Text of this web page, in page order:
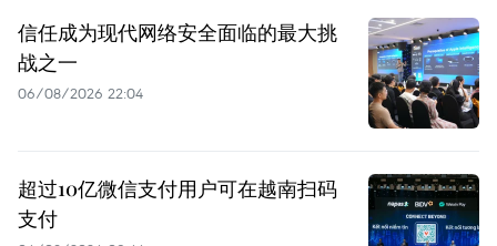
信任成为现代网络安全面临的最大挑
战之一
06/08/2026 22:04
超过10亿微信支付用户可在越南扫码
支付